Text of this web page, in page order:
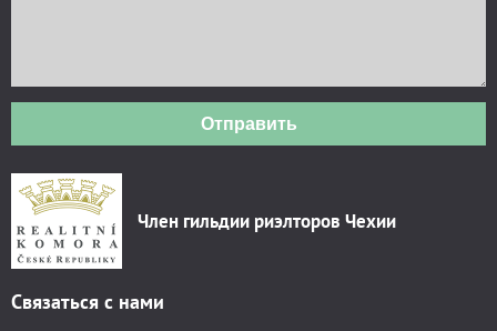
Отправить
Член гильдии риэлторов Чехии
Связаться с нами